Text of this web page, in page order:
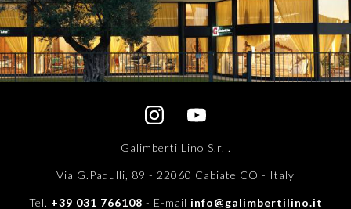
Galimberti Lino S.r.l.
Via G.Padulli, 89 - 22060 Cabiate CO - Italy
Tel. +39 031 766108 - E-mail info@galimbertilino.it